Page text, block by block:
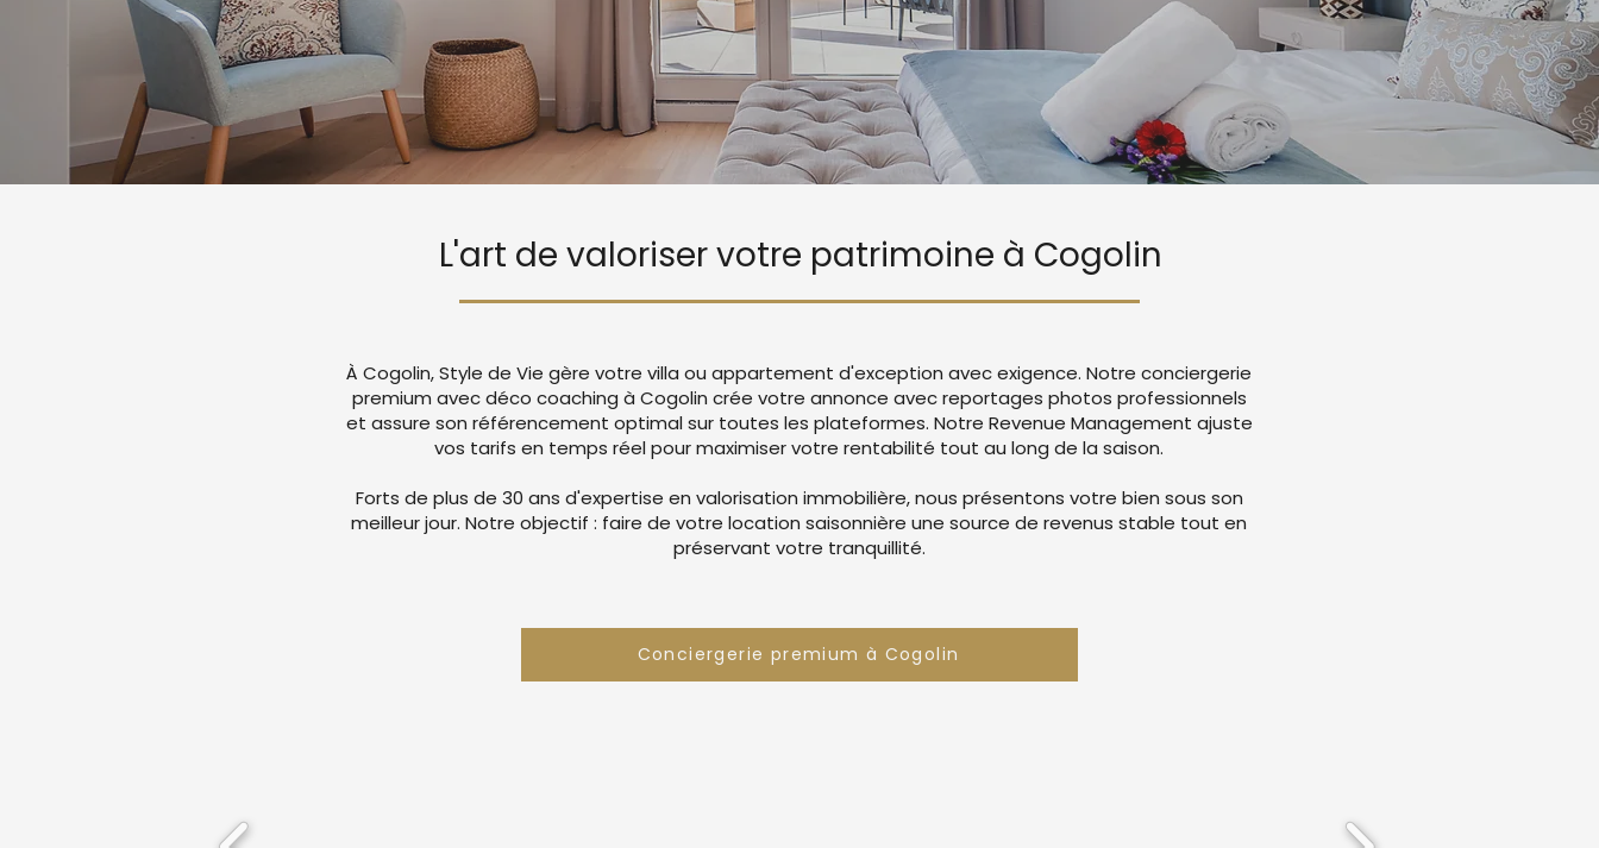
L'art de valoriser votre patrimoine à Cogolin
À Cogolin, Style de Vie gère votre villa ou appartement d'exception avec exigence. Notre conciergerie
premium avec déco coaching à Cogolin crée votre annonce avec reportages photos professionnels
et assure son référencement optimal sur toutes les plateformes. Notre Revenue Management ajuste
vos tarifs en temps réel pour maximiser votre rentabilité tout au long de la saison.
Forts de plus de 30 ans d'expertise en valorisation immobilière, nous présentons votre bien sous son
meilleur jour. Notre objectif : faire de votre location saisonnière une source de revenus stable tout en
préservant votre tranquillité.
Conciergerie premium à Cogolin